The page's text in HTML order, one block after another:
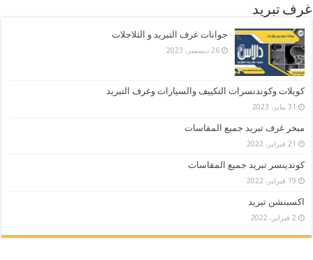
غرف تبريد
جوانات غرف التبريد و الثلاجلات
26 ديسمبر، 2023
كويلات وكوندنسرات التكييف والسيارات وغرف التبريد
31 يناير، 2023
مبخر غرف تبريد جميع المقاسات
21 فبراير، 2022
كوندينسر تبريد جميع المقاسات
19 فبراير، 2022
اكسبنشن تبريد
2 فبراير، 2022